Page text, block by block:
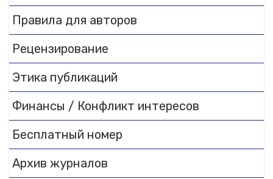
Правила для авторов
Рецензирование
Этика публикаций
Финансы / Конфликт интересов
Бесплатный номер
Архив журналов